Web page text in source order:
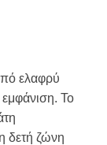
ελαφρύ
εμφάνιση. Το
δετή ζώνη